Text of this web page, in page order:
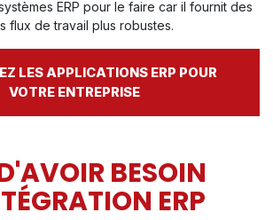
ERP pour le faire car il fournit des
flux de travail plus robustes.
LES APPLICATIONS ERP POUR
VOTRE ENTREPRISE
BESOIN
ERP